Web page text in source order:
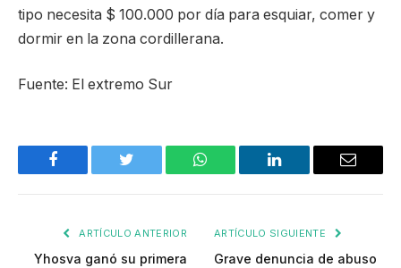
tipo necesita $ 100.000 por día para esquiar, comer y
dormir en la zona cordillerana.
Fuente: El extremo Sur
Facebook Twitter WhatsApp LinkedIn Email
ARTÍCULO ANTERIOR
Yhosva ganó su primera
ARTÍCULO SIGUIENTE
Grave denuncia de abuso